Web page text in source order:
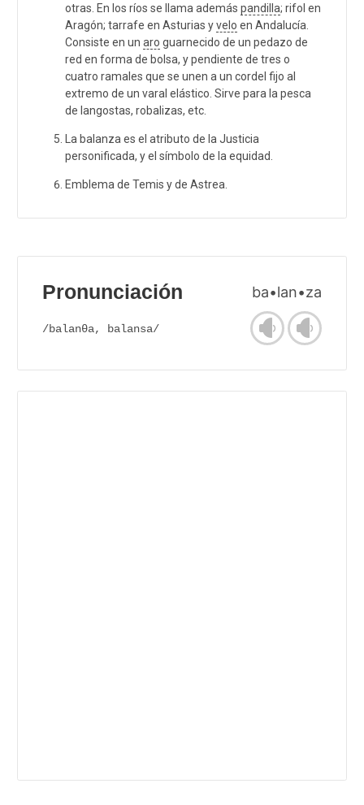
otras. En los ríos se llama además pandilla; rifol en
Aragón; tarrafe en Asturias yvelo en Andalucía.
Consiste en un aro guarnecido de un pedazo de
red en forma de bolsa, y pendiente de tres o
cuatro ramales que se unen a un cordel fijo al
extremo de un varal elástico. Sirve para la pesca
de langostas, robalizas, etc.
La balanza es el atributo de la Justicia
personificada, y el símbolo de la equidad.
Emblema de Temis y de Astrea.
Pronunciación ba•lan•za
/balanθa, balansa/